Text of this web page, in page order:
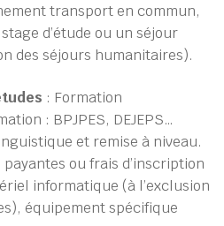
transport en commun,
d’étude ou un séjour
des séjours humanitaires).
: Formation
: BPJPES, DEJEPS…
et remise à niveau.
ou frais d’inscription
informatique (à l’exclusion
équipement spécifique